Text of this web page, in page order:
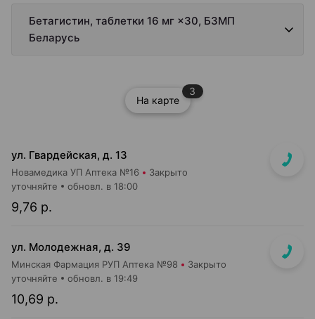
Бетагистин, таблетки 16 мг ×30, БЗМП
Беларусь
На карте
3
ул. Гвардейская, д. 13
Новамедика УП Аптека №16 Закрыто
9,76 р.
уточняйте обновл. в 18:00
ул. Молодежная, д. 39
Минская Фармация РУП Аптека №98 Закрыто
10,69 р.
уточняйте обновл. в 19:49